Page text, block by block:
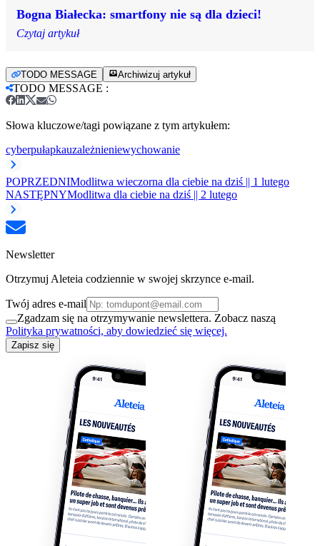
Bogna Białecka: smartfony nie są dla dzieci!
Czytaj artykuł
TODO MESSAGE Archiwizuj artykuł
TODO MESSAGE :
Słowa kluczowe/tagi powiązane z tym artykułem:
cyberpułapkauzależnieniewychowanie
POPRZEDNIModlitwa wieczorna dla ciebie na dziś || 1 lutego
NASTĘPNYModlitwa dla ciebie na dziś || 2 lutego
Newsletter
Otrzymuj Aleteia codziennie w swojej skrzynce e-mail.
Twój adres e-mail
Zgadzam się na otrzymywanie newslettera. Zobacz naszą
Polityka prywatności, aby dowiedzieć się więcej.
Zapisz się